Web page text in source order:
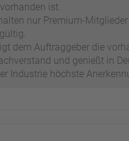
ist.
nur Premium-
dem Auftraggeber die
und genießt in
Industrie höchste